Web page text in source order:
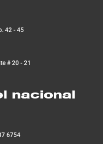
42 - 45
# 20 - 21
nacional
6754